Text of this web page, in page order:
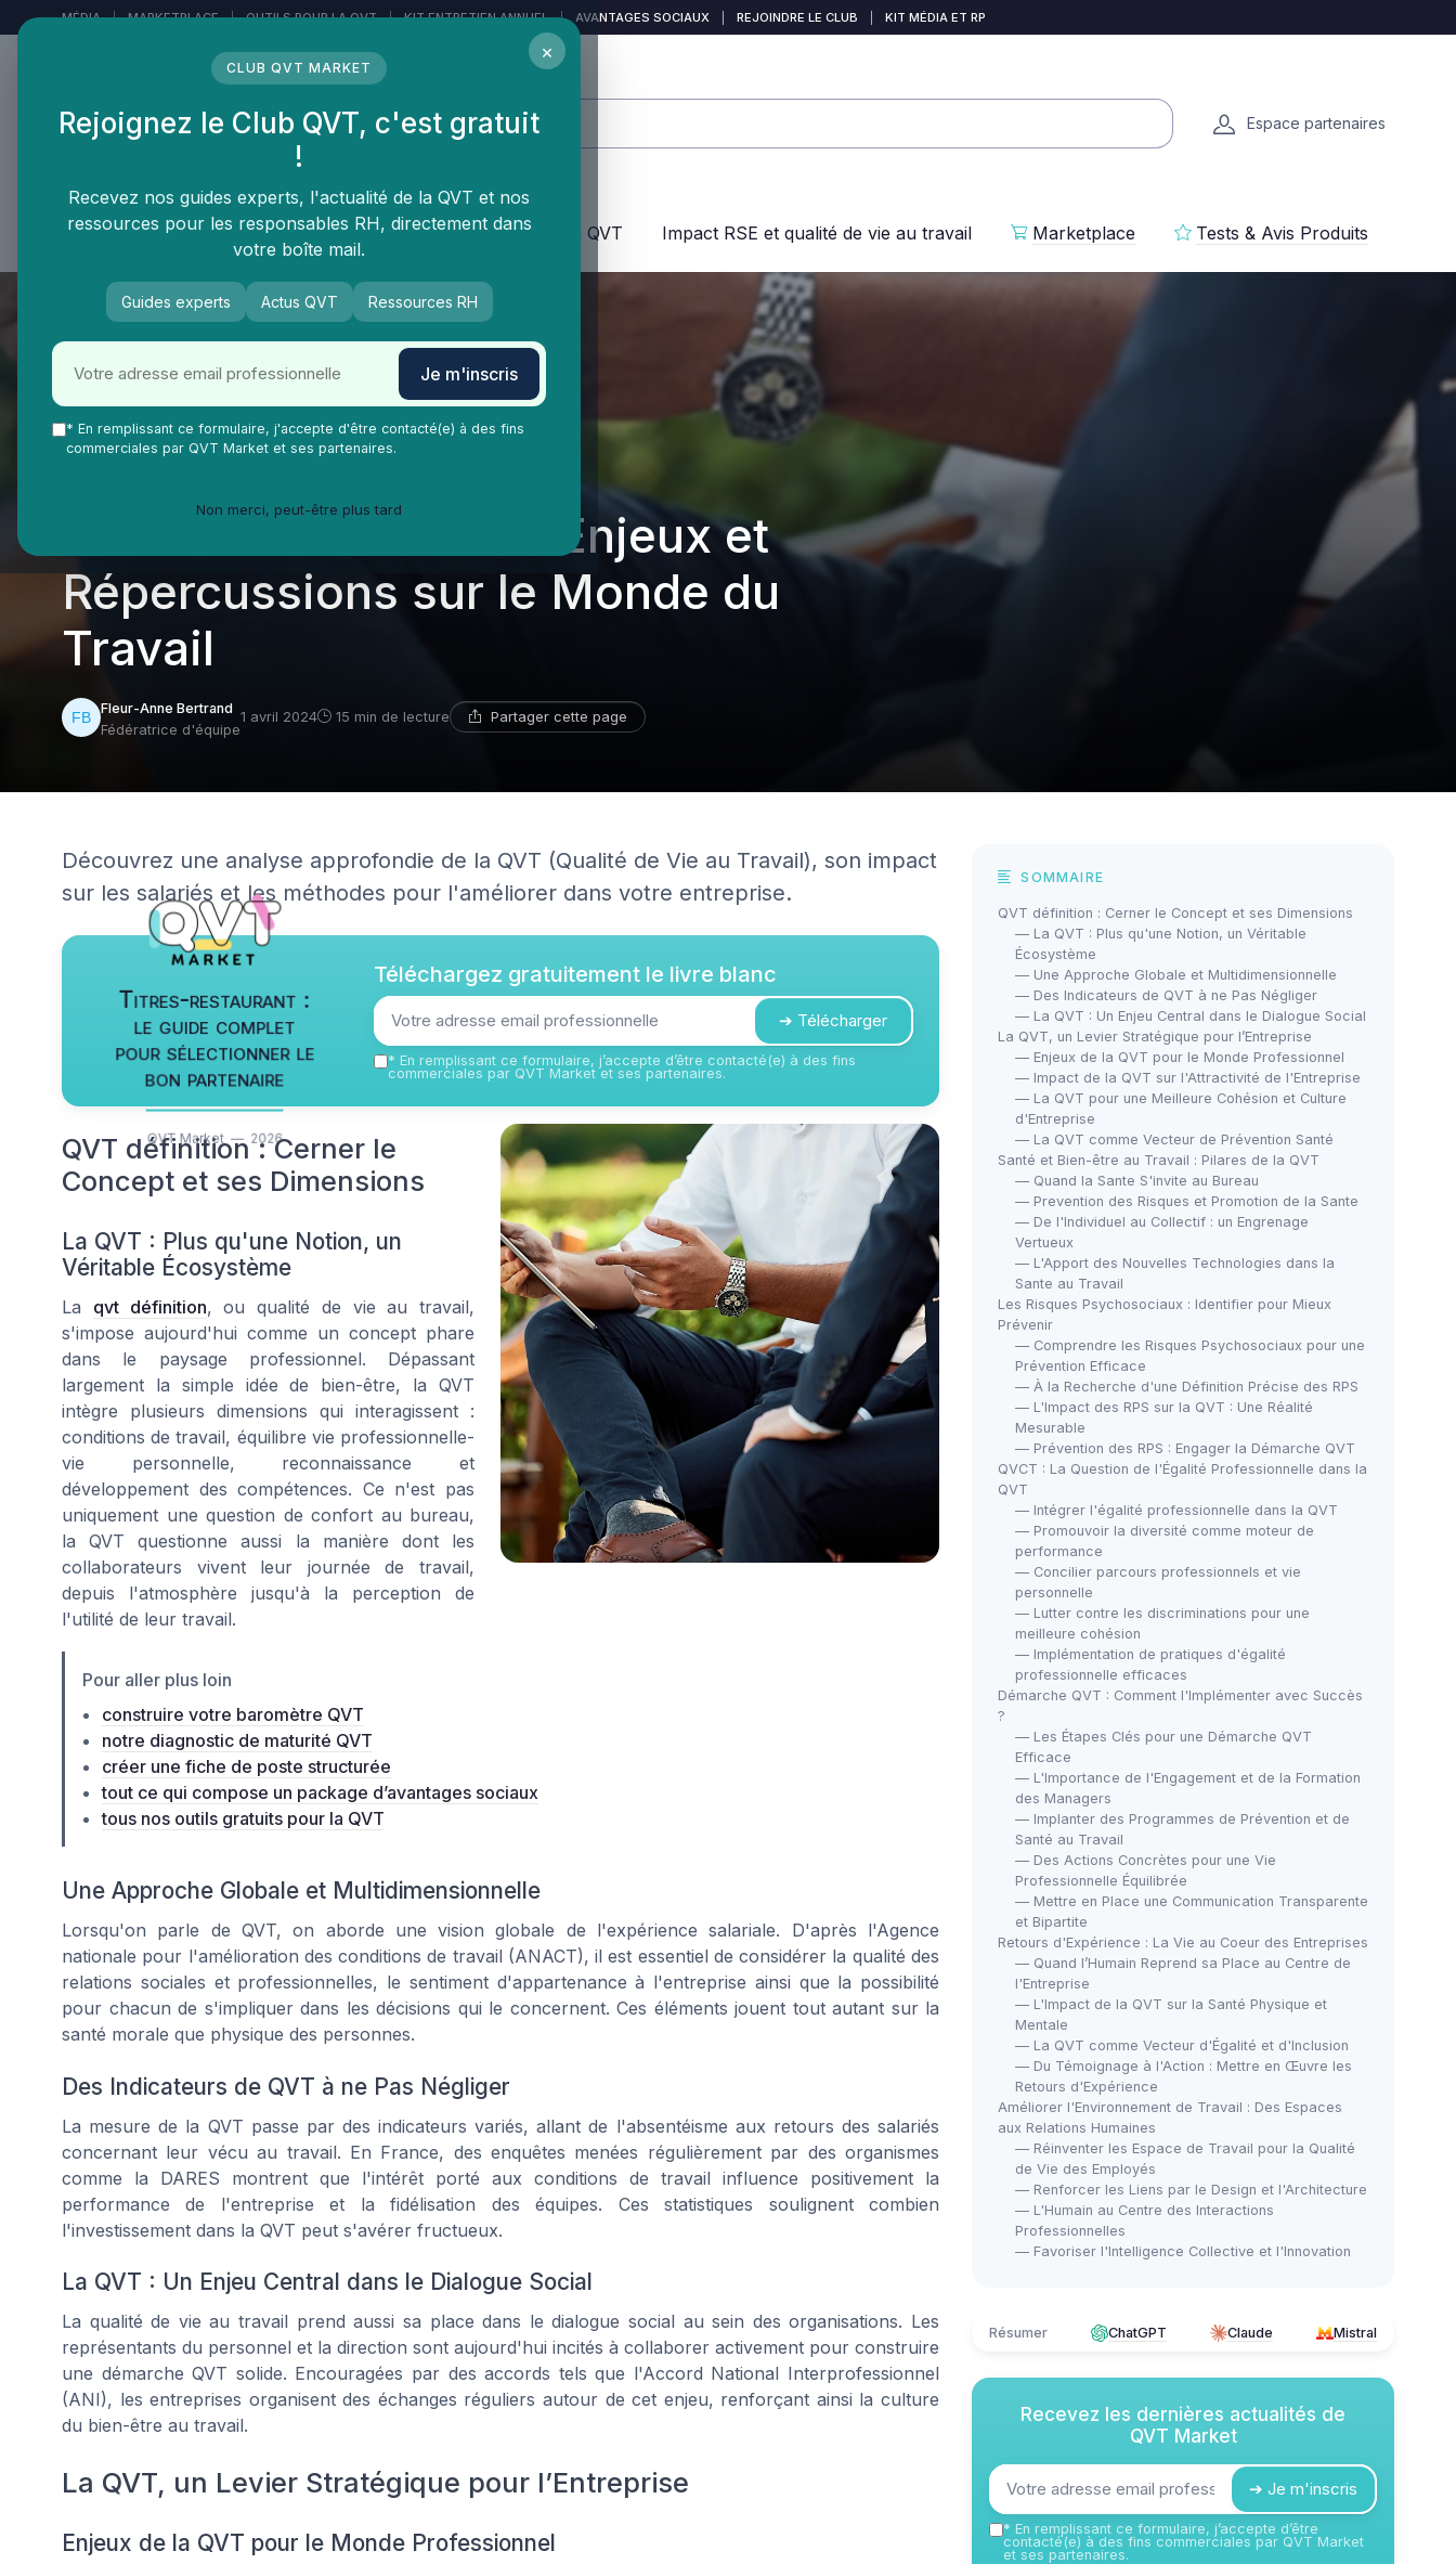
MÉDIA | MARKETPLACE | OUTILS POUR LA QVT | KIT ENTRETIEN ANNUEL | AVANTAGES SOCIAUX REJOINDRE LE CLUB KIT MÉDIA ET RP
LE MÉDIA DES
Espace partenaires
Vie Ma Vie dans la QVT Tendances QVT Enjeux dans la QVT Impact RSE et qualité de vie au travail Marketplace Tests & Avis Produits
Définition de la QVT : Enjeux et
Répercussions sur le Monde du
Travail
Fleur-Anne Bertrand
Fédératrice d'équipe
1 avril 2024 15 min de lecture Partager cette page
Découvrez une analyse approfondie de la QVT (Qualité de Vie au Travail), son impact
sur les salariés et les méthodes pour l'améliorer dans votre entreprise.
Titres-restaurant :
le guide complet
pour sélectionner le
bon partenaire
QVT Market — 2026
Téléchargez gratuitement le livre blanc
➔ Télécharger
* En remplissant ce formulaire, j’accepte d’être contacté(e) à des fins
commerciales par QVT Market et ses partenaires.
QVT définition : Cerner le
Concept et ses Dimensions
La QVT : Plus qu'une Notion, un
Véritable Écosystème
La qvt définition, ou qualité de vie au travail,
s'impose aujourd'hui comme un concept phare
dans le paysage professionnel. Dépassant
largement la simple idée de bien-être, la QVT
intègre plusieurs dimensions qui interagissent :
conditions de travail, équilibre vie professionnelle-
vie personnelle, reconnaissance et
développement des compétences. Ce n'est pas
uniquement une question de confort au bureau,
la QVT questionne aussi la manière dont les
collaborateurs vivent leur journée de travail,
depuis l'atmosphère jusqu'à la perception de
l'utilité de leur travail.
Pour aller plus loin
construire votre baromètre QVT
notre diagnostic de maturité QVT
créer une fiche de poste structurée
tout ce qui compose un package d’avantages sociaux
tous nos outils gratuits pour la QVT
Une Approche Globale et Multidimensionnelle
Lorsqu'on parle de QVT, on aborde une vision globale de l'expérience salariale. D'après l'Agence
nationale pour l'amélioration des conditions de travail (ANACT), il est essentiel de considérer la qualité des
relations sociales et professionnelles, le sentiment d'appartenance à l'entreprise ainsi que la possibilité
pour chacun de s'impliquer dans les décisions qui le concernent. Ces éléments jouent tout autant sur la
santé morale que physique des personnes.
Des Indicateurs de QVT à ne Pas Négliger
La mesure de la QVT passe par des indicateurs variés, allant de l'absentéisme aux retours des salariés
concernant leur vécu au travail. En France, des enquêtes menées régulièrement par des organismes
comme la DARES montrent que l'intérêt porté aux conditions de travail influence positivement la
performance de l'entreprise et la fidélisation des équipes. Ces statistiques soulignent combien
l'investissement dans la QVT peut s'avérer fructueux.
La QVT : Un Enjeu Central dans le Dialogue Social
La qualité de vie au travail prend aussi sa place dans le dialogue social au sein des organisations. Les
représentants du personnel et la direction sont aujourd'hui incités à collaborer activement pour construire
une démarche QVT solide. Encouragées par des accords tels que l'Accord National Interprofessionnel
(ANI), les entreprises organisent des échanges réguliers autour de cet enjeu, renforçant ainsi la culture
du bien-être au travail.
La QVT, un Levier Stratégique pour l’Entreprise
Enjeux de la QVT pour le Monde Professionnel
SOMMAIRE
QVT définition : Cerner le Concept et ses Dimensions
— La QVT : Plus qu'une Notion, un Véritable
Écosystème
— Une Approche Globale et Multidimensionnelle
— Des Indicateurs de QVT à ne Pas Négliger
— La QVT : Un Enjeu Central dans le Dialogue Social
La QVT, un Levier Stratégique pour l’Entreprise
— Enjeux de la QVT pour le Monde Professionnel
— Impact de la QVT sur l'Attractivité de l'Entreprise
— La QVT pour une Meilleure Cohésion et Culture
d'Entreprise
— La QVT comme Vecteur de Prévention Santé
Santé et Bien-être au Travail : Pilares de la QVT
— Quand la Sante S'invite au Bureau
— Prevention des Risques et Promotion de la Sante
— De l'Individuel au Collectif : un Engrenage
Vertueux
— L'Apport des Nouvelles Technologies dans la
Sante au Travail
Les Risques Psychosociaux : Identifier pour Mieux
Prévenir
— Comprendre les Risques Psychosociaux pour une
Prévention Efficace
— À la Recherche d'une Définition Précise des RPS
— L'Impact des RPS sur la QVT : Une Réalité
Mesurable
— Prévention des RPS : Engager la Démarche QVT
QVCT : La Question de l'Égalité Professionnelle dans la
QVT
— Intégrer l'égalité professionnelle dans la QVT
— Promouvoir la diversité comme moteur de
performance
— Concilier parcours professionnels et vie
personnelle
— Lutter contre les discriminations pour une
meilleure cohésion
— Implémentation de pratiques d'égalité
professionnelle efficaces
Démarche QVT : Comment l'Implémenter avec Succès
?
— Les Étapes Clés pour une Démarche QVT
Efficace
— L'Importance de l'Engagement et de la Formation
des Managers
— Implanter des Programmes de Prévention et de
Santé au Travail
— Des Actions Concrètes pour une Vie
Professionnelle Équilibrée
— Mettre en Place une Communication Transparente
et Bipartite
Retours d'Expérience : La Vie au Coeur des Entreprises
— Quand l’Humain Reprend sa Place au Centre de
l'Entreprise
— L'Impact de la QVT sur la Santé Physique et
Mentale
— La QVT comme Vecteur d'Égalité et d'Inclusion
— Du Témoignage à l'Action : Mettre en Œuvre les
Retours d'Expérience
Améliorer l'Environnement de Travail : Des Espaces
aux Relations Humaines
— Réinventer les Espace de Travail pour la Qualité
de Vie des Employés
— Renforcer les Liens par le Design et l'Architecture
— L'Humain au Centre des Interactions
Professionnelles
— Favoriser l'Intelligence Collective et l'Innovation
Résumer ChatGPT Claude Mistral
Recevez les dernières actualités de
QVT Market
➔ Je m'inscris
* En remplissant ce formulaire, j’accepte d’être
contacté(e) à des fins commerciales par QVT Market
et ses partenaires.
×
CLUB QVT MARKET
Rejoignez le Club QVT, c'est gratuit
!
Recevez nos guides experts, l'actualité de la QVT et nos
ressources pour les responsables RH, directement dans
votre boîte mail.
Guides experts Actus QVT Ressources RH
Je m'inscris
* En remplissant ce formulaire, j'accepte d'être contacté(e) à des fins
commerciales par QVT Market et ses partenaires.
Non merci, peut-être plus tard
Panneau de gestion des cookies